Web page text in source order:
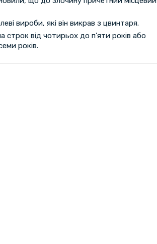
вироби, які він викрав з цвинтаря.
строк від чотирьох до п’яти років або
років.